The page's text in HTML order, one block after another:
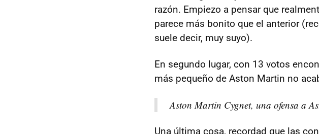
razón. Empiezo a pensar que
parece más bonito que el anterior
suele decir, muy suyo).
En segundo lugar, con 13 votos
más pequeño de Aston Martin no
Aston Martin Cygnet, una ofensa a
Una última cosa, recordad que las